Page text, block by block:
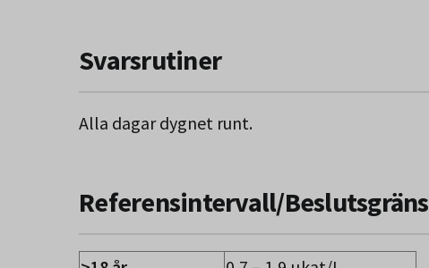
Svarsrutiner
Alla dagar dygnet runt.
Referensintervall/Beslutsgräns